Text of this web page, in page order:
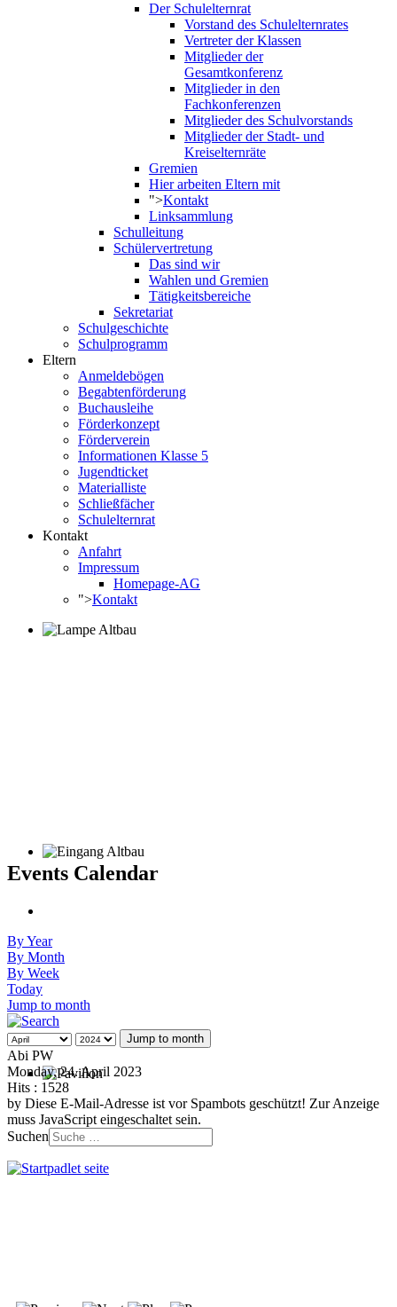
Der Schulelternrat
Vorstand des Schulelternrates
Vertreter der Klassen
Mitglieder der
Gesamtkonferenz
Mitglieder in den
Fachkonferenzen
Mitglieder des Schulvorstands
Mitglieder der Stadt- und
Kreiselternräte
Gremien
Hier arbeiten Eltern mit
">Kontakt
Linksammlung
Schulleitung
Schülervertretung
Das sind wir
Wahlen und Gremien
Tätigkeitsbereiche
Sekretariat
Schulgeschichte
Schulprogramm
Eltern
Anmeldebögen
Begabtenförderung
Buchausleihe
Förderkonzept
Förderverein
Informationen Klasse 5
Jugendticket
Materialliste
Schließfächer
Schulelternrat
Kontakt
Anfahrt
Impressum
Homepage-AG
">Kontakt
Events Calendar
By Year
By Month
By Week
Today
Jump to month
Jump to month
Abi PW
Monday, 24. April 2023
Hits : 1528
by Diese E-Mail-Adresse ist vor Spambots geschützt! Zur Anzeige
muss JavaScript eingeschaltet sein.
Suchen